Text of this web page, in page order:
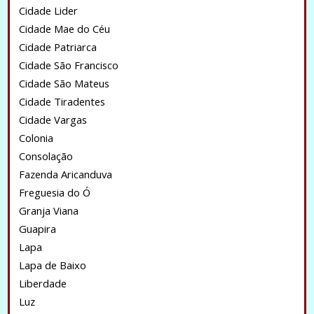
Cidade Lider
Cidade Mae do Céu
Cidade Patriarca
Cidade São Francisco
Cidade São Mateus
Cidade Tiradentes
Cidade Vargas
Colonia
Consolação
Fazenda Aricanduva
Freguesia do Ó
Granja Viana
Guapira
Lapa
Lapa de Baixo
Liberdade
Luz